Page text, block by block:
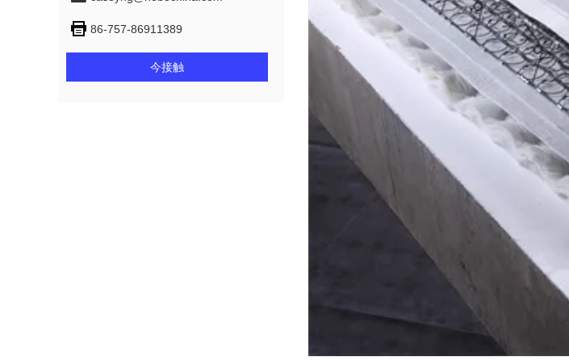
86-757-86911389
今接触